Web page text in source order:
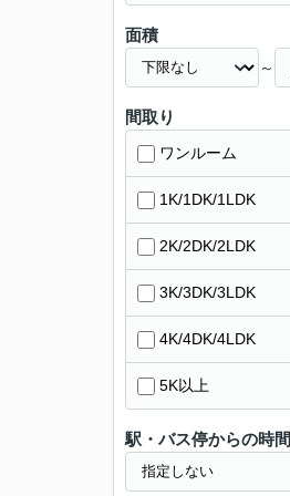
面積
～
間取り
ワンルーム
1K/1DK/1LDK
2K/2DK/2LDK
3K/3DK/3LDK
4K/4DK/4LDK
5K以上
駅・バス停からの時間